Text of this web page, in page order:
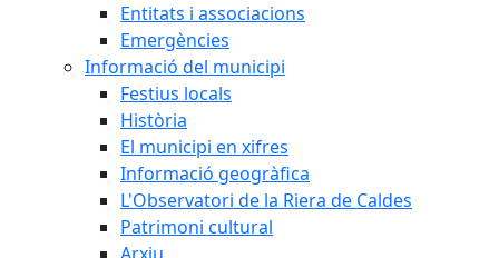
Entitats i associacions
Emergències
Informació del municipi
Festius locals
Història
El municipi en xifres
Informació geogràfica
L'Observatori de la Riera de Caldes
Patrimoni cultural